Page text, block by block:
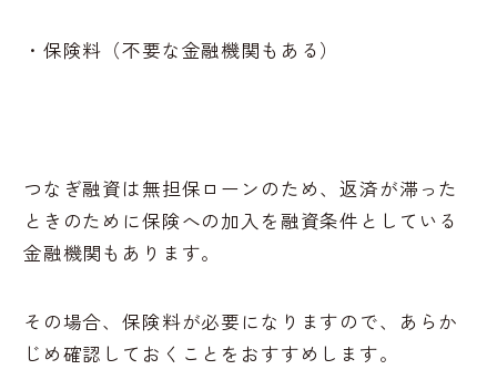
・保険料（不要な金融機関もある）
つなぎ融資は無担保ローンのため、返済が滞った
ときのために保険への加入を融資条件としている
金融機関もあります。
その場合、保険料が必要になりますので、あらか
じめ確認しておくことをおすすめします。